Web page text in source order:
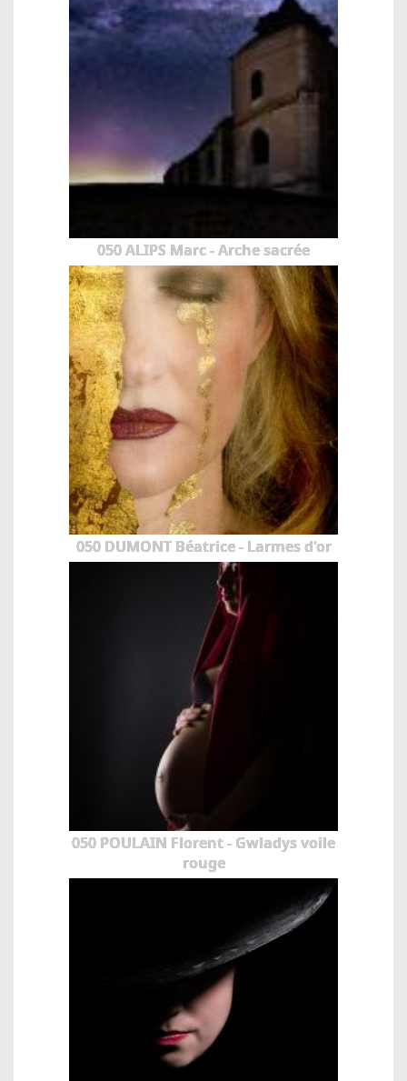
050 ALIPS Marc - Arche sacrée
050 DUMONT Béatrice - Larmes d'or
050 POULAIN Florent - Gwladys voile
rouge